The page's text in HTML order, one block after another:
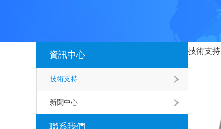
資訊中心
技術支持
新聞中心
聯系我們
技術支持